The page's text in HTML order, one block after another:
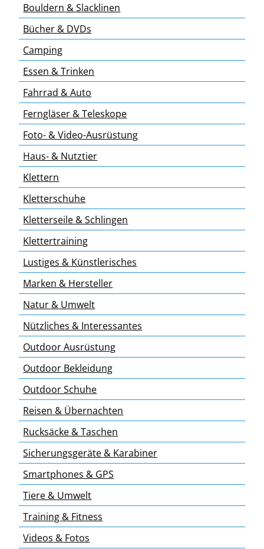
Bouldern & Slacklinen
Bücher & DVDs
Camping
Essen & Trinken
Fahrrad & Auto
Ferngläser & Teleskope
Foto- & Video-Ausrüstung
Haus- & Nutztier
Klettern
Kletterschuhe
Kletterseile & Schlingen
Klettertraining
Lustiges & Künstlerisches
Marken & Hersteller
Natur & Umwelt
Nützliches & Interessantes
Outdoor Ausrüstung
Outdoor Bekleidung
Outdoor Schuhe
Reisen & Übernachten
Rucksäcke & Taschen
Sicherungsgeräte & Karabiner
Smartphones & GPS
Tiere & Umwelt
Training & Fitness
Videos & Fotos